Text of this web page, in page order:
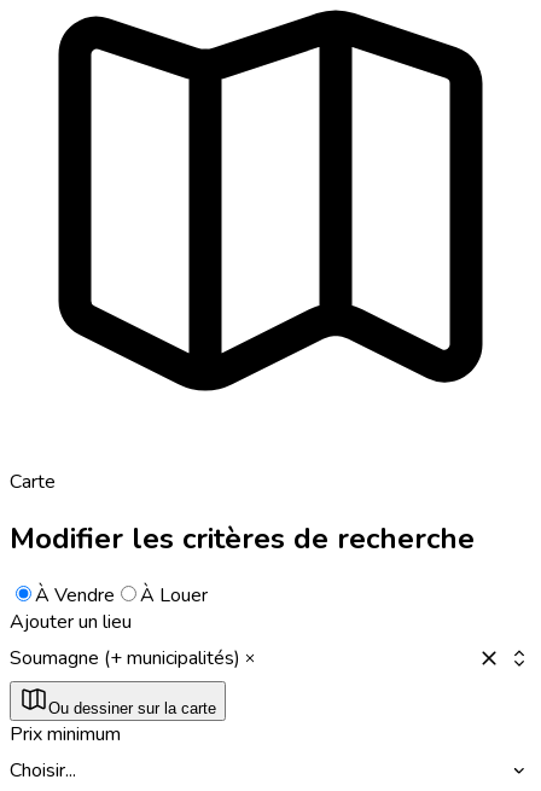
Carte
Modifier les critères de recherche
À Vendre
À Louer
Ajouter un lieu
Soumagne (+ municipalités)
Ou dessiner sur la carte
Prix minimum
Choisir...